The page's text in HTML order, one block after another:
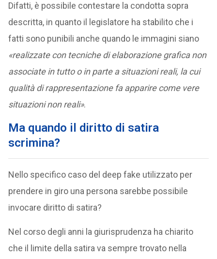
Difatti, è possibile contestare la condotta sopra
descritta, in quanto il legislatore ha stabilito che i
fatti sono punibili anche quando le immagini siano
«realizzate con tecniche di elaborazione grafica non
associate in tutto o in parte a situazioni reali, la cui
qualità di rappresentazione fa apparire come vere
situazioni non reali».
Ma quando il diritto di satira
scrimina?
Nello specifico caso del deep fake utilizzato per
prendere in giro una persona sarebbe possibile
invocare diritto di satira?
Nel corso degli anni la giurisprudenza ha chiarito
che il limite della satira va sempre trovato nella